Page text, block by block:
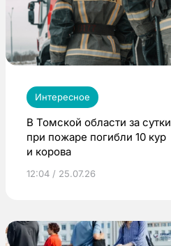
Интересное
В Томской области за сутки
при пожаре погибли 10 кур
и корова
12:04 / 25.07.26